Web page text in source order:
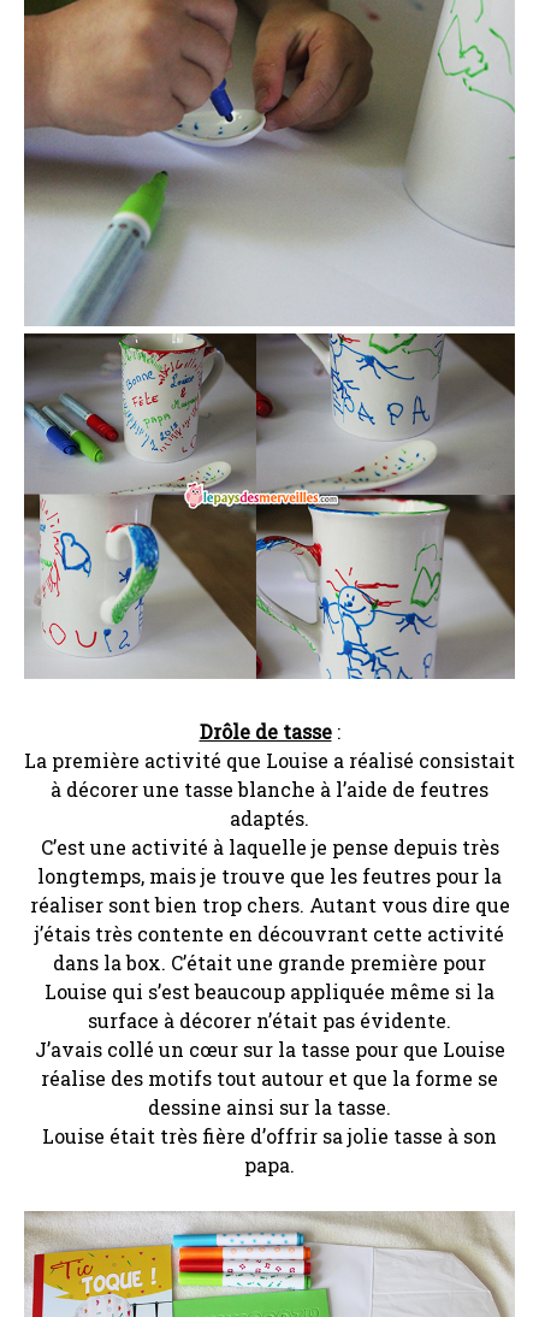
Drôle de tasse:
La première activité que Louise a réalisé consistait
à décorer une tasse blanche à l’aide de feutres
adaptés.
C’est une activité à laquelle je pense depuis très
longtemps, mais je trouve que les feutres pour la
réaliser sont bien trop chers. Autant vous dire que
j’étais très contente en découvrant cette activité
dans la box. C’était une grande première pour
Louise qui s’est beaucoup appliquée même si la
surface à décorer n’était pas évidente.
J’avais collé un cœur sur la tasse pour que Louise
réalise des motifs tout autour et que la forme se
dessine ainsi sur la tasse.
Louise était très fière d’offrir sa jolie tasse à son
papa.